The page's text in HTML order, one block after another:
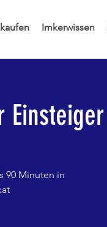
Imkerwissen
90 Minuten in